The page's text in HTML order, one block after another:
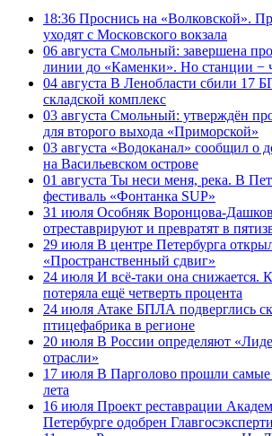
18:36 Проснись на «Волковской».
уходят с Московского вокзала
06 августа Смольный: завершена
линии до «Каменки». Но станции −
04 августа В Ленобласти сбили 17
складской комплекс
03 августа Смольный: утверждён
для второго выхода «Приморской»
03 августа «Водоканал» сообщил о
на Васильевском острове
01 августа Ты неси меня, река. В
фестиваль «Фонтанка SUP»
31 июля Особняк Воронцова-
отреставрируют и превратят в
29 июля В центре Петербурга
«Пространственный сдвиг»
24 июля И всё-таки она снижается.
потеряла ещё четверть процента
24 июля Атаке БПЛА подверглись
птицефабрика в регионе
20 июля В России определяют
отрасли»
17 июля В Парголово прошли самые
лета
16 июля Проект реставрации
Петербурге одобрен